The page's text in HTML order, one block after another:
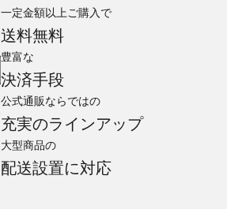
一定金額以上ご購入で
送料無料
豊富な
決済手段
公式通販ならではの
充実のラインアップ
大型商品の
配送設置に対応